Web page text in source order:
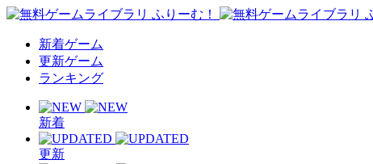
新着ゲーム
更新ゲーム
ランキング
新着
更新